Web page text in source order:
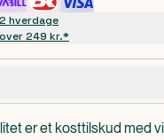
er et kosttilskud med
hverdage
249 kr.*